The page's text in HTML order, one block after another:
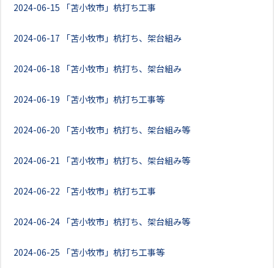
2024-06-15 「苫小牧市」杭打ち工事
2024-06-17 「苫小牧市」杭打ち、架台組み
2024-06-18 「苫小牧市」杭打ち、架台組み
2024-06-19 「苫小牧市」杭打ち工事等
2024-06-20 「苫小牧市」杭打ち、架台組み等
2024-06-21 「苫小牧市」杭打ち、架台組み等
2024-06-22 「苫小牧市」杭打ち工事
2024-06-24 「苫小牧市」杭打ち、架台組み等
2024-06-25 「苫小牧市」杭打ち工事等